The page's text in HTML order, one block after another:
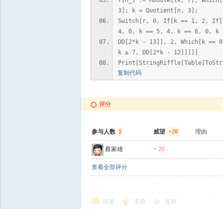
3]; k = Quotient[n, 3];
Switch[r, 0, If[k == 1, 2,
4, 0, k == 5, 4, k == 6, 0, k
DD[2*k - 13]], 2, Which[k
k ≥ 7, DD[2*k - 12]]]]]
复制代码
评分
参与人数 1 威望 +20 理由
蔡家雄 + 20
查看全部评分
回复 支持 反对